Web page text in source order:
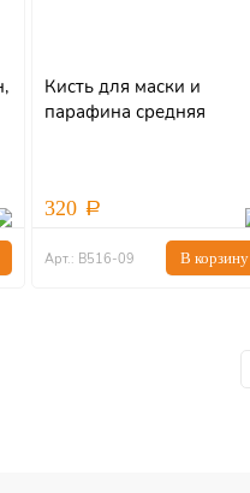
Кисть для маски и
парафина средняя
320
Арт.: В516-09 В корзину